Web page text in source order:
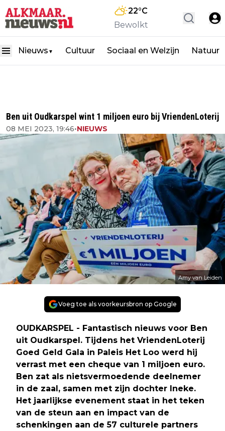
22°C
Bewolkt
Nieuws ▼ Cultuur Sociaal en Welzijn Natuur
Ben uit Oudkarspel wint 1 miljoen euro bij VriendenLoterij
08 MEI 2023, 19:46•NIEUWS
Amy van Leiden
Voeg toe als voorkeursbron op Google
OUDKARSPEL - Fantastisch nieuws voor Ben
uit Oudkarspel. Tijdens het VriendenLoterij
Goed Geld Gala in Paleis Het Loo werd hij
verrast met een cheque van 1 miljoen euro.
Ben zat als nietsvermoedende deelnemer
in de zaal, samen met zijn dochter Ineke.
Het jaarlijkse evenement staat in het teken
van de steun aan en impact van de
schenkingen aan de 57 culturele partners